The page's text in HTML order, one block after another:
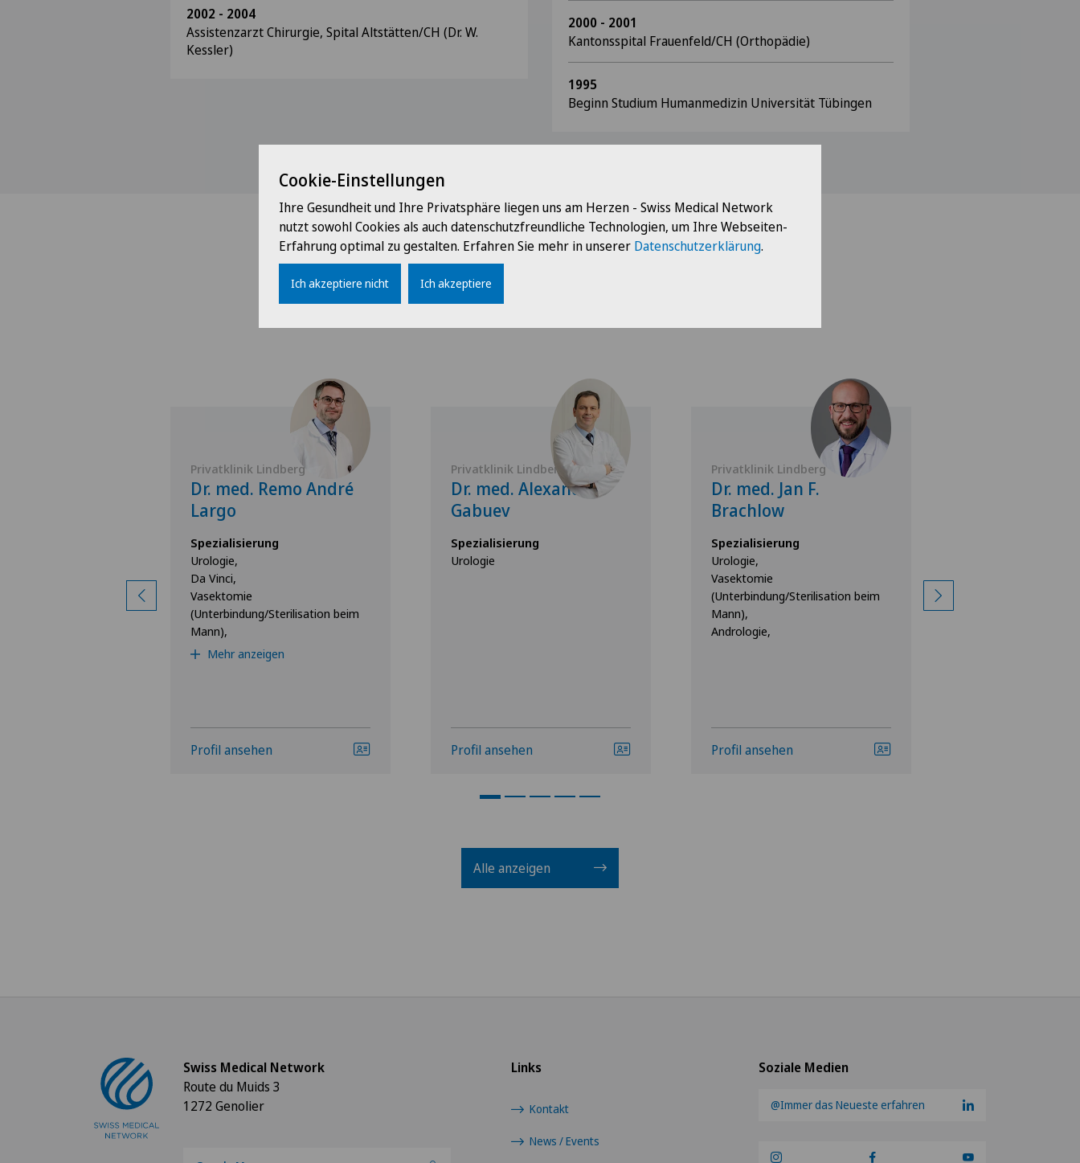
2002 - 2004
Assistenzarzt Chirurgie, Spital Altstätten/CH (Dr. W.
Kessler)
2000 - 2001
Kantonsspital Frauenfeld/CH (Orthopädie)
1995
Beginn Studium Humanmedizin Universität Tübingen
Ärzte mit dieser Spezialisierung
Privatklinik Lindberg
Dr. med. Remo André
Largo
Spezialisierung
Urologie,
Da Vinci,
Vasektomie
(Unterbindung/Sterilisation beim
Mann),
Mehr anzeigen
Profil ansehen
Privatklinik Lindberg
Dr. med. Alexander
Gabuev
Spezialisierung
Urologie
Profil ansehen
Privatklinik Lindberg
Dr. med. Jan F.
Brachlow
Spezialisierung
Urologie,
Vasektomie
(Unterbindung/Sterilisation beim
Mann),
Andrologie,
Profil ansehen
Alle anzeigen
Soziale Medien
@Immer das Neueste erfahren
Links
Kontakt
News / Events
Swiss Medical Network
Route du Muids 3
1272 Genolier
Cookie-Einstellungen
Ihre Gesundheit und Ihre Privatsphäre liegen uns am Herzen - Swiss Medical Network
nutzt sowohl Cookies als auch datenschutzfreundliche Technologien, um Ihre Webseiten-
Erfahrung optimal zu gestalten. Erfahren Sie mehr in unserer Datenschutzerklärung.
Ich akzeptiere nicht Ich akzeptiere